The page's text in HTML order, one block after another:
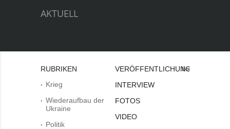
AKTUELL
RUBRIKEN
Krieg
Wiederaufbau der
Ukraine
Politik
VERÖFFENTLICHUNGEN
INTERVIEW
FOTOS
VIDEO
Bei